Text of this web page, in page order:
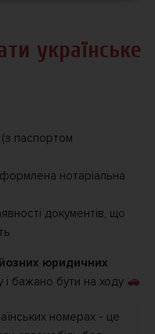
українське
(з паспортом
нотаріальна
документів, що
юридичних
і бажано бути на ходу